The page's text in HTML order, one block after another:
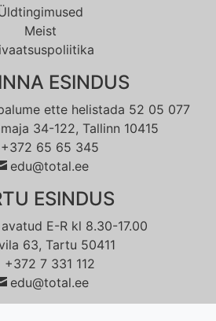
Meist
ESINDUS
ette helistada 52 05 077
34-122, Tallinn 10415
+372 65 65 345
edu@total.ee
ESINDUS
E-R kl 8.30-17.00
63, Tartu 50411
+372 7 331 112
edu@total.ee